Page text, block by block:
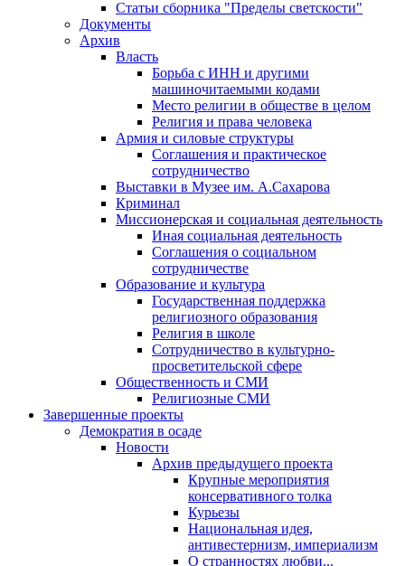
Статьи сборника "Пределы светскости"
Документы
Архив
Власть
Борьба с ИНН и другими
машиночитаемыми кодами
Место религии в обществе в целом
Религия и права человека
Армия и силовые структуры
Соглашения и практическое
сотрудничество
Выставки в Музее им. А.Сахарова
Криминал
Миссионерская и социальная деятельность
Иная социальная деятельность
Соглашения о социальном
сотрудничестве
Образование и культура
Государственная поддержка
религиозного образования
Религия в школе
Сотрудничество в культурно-
просветительской сфере
Общественность и СМИ
Религиозные СМИ
Завершенные проекты
Демократия в осаде
Новости
Архив предыдущего проекта
Крупные мероприятия
консервативного толка
Курьезы
Национальная идея,
антивестернизм, империализм
О странностях любви...